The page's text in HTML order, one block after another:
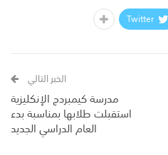
Twitter
الخبر التالي
مدرسة كيمبردج الإنكليزية
استقبلت طلابها بمناسبة بدء
العام الدراسي الجديد